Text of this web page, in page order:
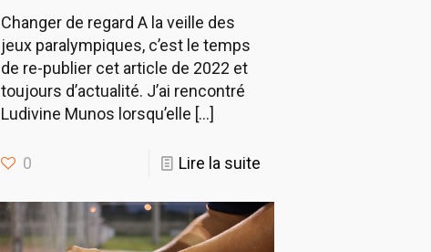
Changer de regard A la veille des
jeux paralympiques, c’est le temps
de re-publier cet article de 2022 et
toujours d’actualité. J’ai rencontré
Ludivine Munos lorsqu’elle […]
0 Lire la suite